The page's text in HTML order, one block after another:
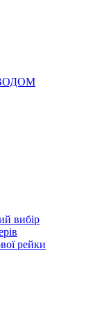
вибір
рейки